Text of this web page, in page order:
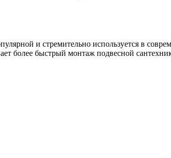
и стремительно используется в
более быстрый монтаж подвесной